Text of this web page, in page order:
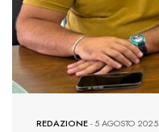
REDAZIONE-5 AGOSTO 2025